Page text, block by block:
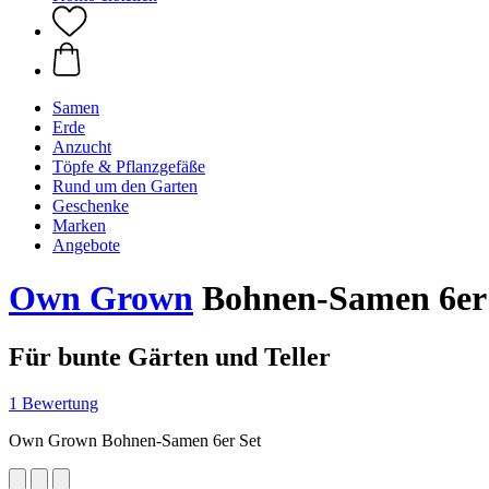
Samen
Erde
Anzucht
Töpfe & Pflanzgefäße
Rund um den Garten
Geschenke
Marken
Angebote
Own Grown Bohnen-Samen
Für bunte Gärten und Teller
1 Bewertung
Own Grown Bohnen-Samen 6er Set